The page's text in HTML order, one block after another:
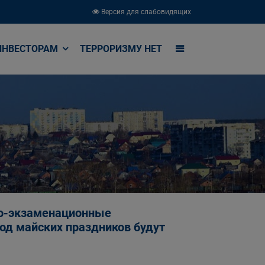
Версия для слабовидящих
ТЕРРОРИЗМУ НЕТ
экзаменационные
майских праздников будут